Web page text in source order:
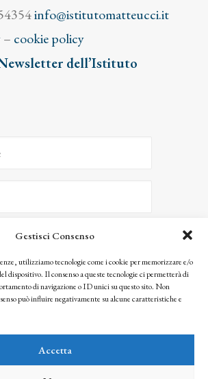
Gestisci Consenso
utilizziamo tecnologie come i cookie per memorizzare e/o
dispositivo. Il consenso a queste tecnologie ci permetterà di
di navigazione o ID unici su questo sito. Non
può influire negativamente su alcune caratteristiche e
Accetta
info@istitutomatteucci.it
– cookie policy
dell’Istituto
ISCRIVITI
riconosci che le tue informazioni saranno trattate
Policy
right reserved
proprietari dei diritti e dell’Istituto Matteucci